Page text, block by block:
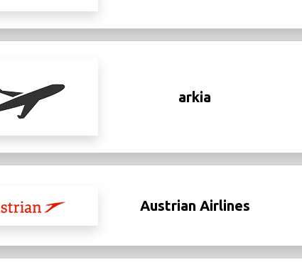
arkia
Austrian Airlines